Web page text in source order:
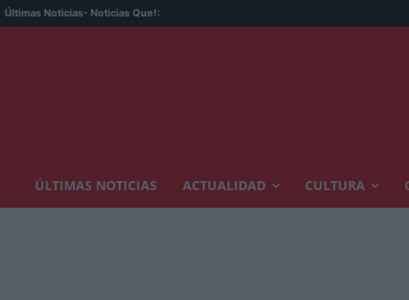
Últimas Noticias- Noticias Que!:
ÚLTIMAS NOTICIAS ACTUALIDAD CULTURA